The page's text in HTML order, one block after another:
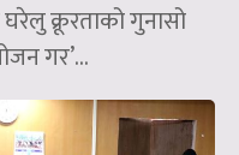
क्रूरताको गुनासो
गर’...